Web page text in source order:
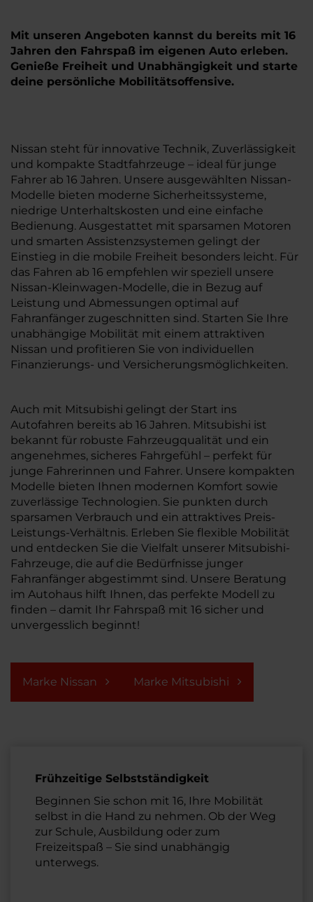
Mit unseren Angeboten kannst du bereits mit 16
Jahren den Fahrspaß im eigenen Auto erleben.
Genieße Freiheit und Unabhängigkeit und starte
deine persönliche Mobilitätsoffensive.
Nissan steht für innovative Technik, Zuverlässigkeit
und kompakte Stadtfahrzeuge – ideal für junge
Fahrer ab 16 Jahren. Unsere ausgewählten Nissan-
Modelle bieten moderne Sicherheitssysteme,
niedrige Unterhaltskosten und eine einfache
Bedienung. Ausgestattet mit sparsamen Motoren
und smarten Assistenzsystemen gelingt der
Einstieg in die mobile Freiheit besonders leicht. Für
das Fahren ab 16 empfehlen wir speziell unsere
Nissan-Kleinwagen-Modelle, die in Bezug auf
Leistung und Abmessungen optimal auf
Fahranfänger zugeschnitten sind. Starten Sie Ihre
unabhängige Mobilität mit einem attraktiven
Nissan und profitieren Sie von individuellen
Finanzierungs- und Versicherungsmöglichkeiten.
Auch mit Mitsubishi gelingt der Start ins
Autofahren bereits ab 16 Jahren. Mitsubishi ist
bekannt für robuste Fahrzeugqualität und ein
angenehmes, sicheres Fahrgefühl – perfekt für
junge Fahrerinnen und Fahrer. Unsere kompakten
Modelle bieten Ihnen modernen Komfort sowie
zuverlässige Technologien. Sie punkten durch
sparsamen Verbrauch und ein attraktives Preis-
Leistungs-Verhältnis. Erleben Sie flexible Mobilität
und entdecken Sie die Vielfalt unserer Mitsubishi-
Fahrzeuge, die auf die Bedürfnisse junger
Fahranfänger abgestimmt sind. Unsere Beratung
im Autohaus hilft Ihnen, das perfekte Modell zu
finden – damit Ihr Fahrspaß mit 16 sicher und
unvergesslich beginnt!
Marke Nissan Marke Mitsubishi
Frühzeitige Selbstständigkeit
Beginnen Sie schon mit 16, Ihre Mobilität
selbst in die Hand zu nehmen. Ob der Weg
zur Schule, Ausbildung oder zum
Freizeitspaß – Sie sind unabhängig
unterwegs.